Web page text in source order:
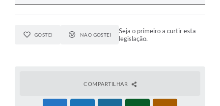
GOSTEI NÃO GOSTEI
Seja o primeiro a curtir esta
legislação.
COMPARTILHAR